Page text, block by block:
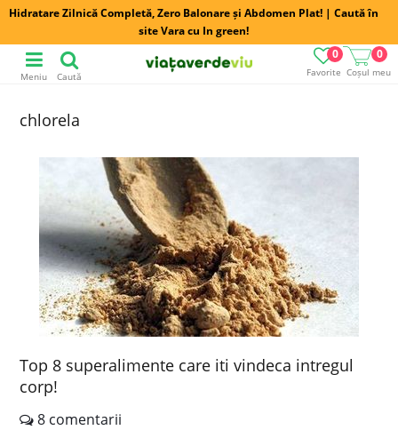
Hidratare Zilnică Completă, Zero Balonare și Abdomen Plat! | Caută în
site Vara cu In green!
Favorite
0
Coșul meu
0
Meniu Caută
chlorela
Top 8 superalimente care iti vindeca intregul
corp!
8 comentarii